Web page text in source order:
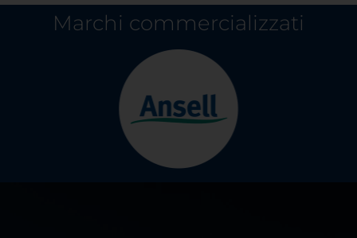
Marchi commercializzati